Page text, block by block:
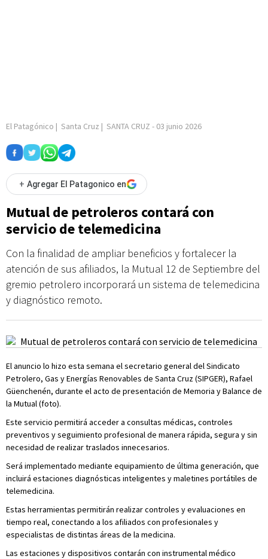
El Patagónico | Santa Cruz | SANTA CRUZ - 03 junio 2026
+ Agregar El Patagonico en
Mutual de petroleros contará con
servicio de telemedicina
Con la finalidad de ampliar beneficios y fortalecer la
atención de sus afiliados, la Mutual 12 de Septiembre del
gremio petrolero incorporará un sistema de telemedicina
y diagnóstico remoto.
El anuncio lo hizo esta semana el secretario general del Sindicato
Petrolero, Gas y Energías Renovables de Santa Cruz (SIPGER), Rafael
Güenchenén, durante el acto de presentación de Memoria y Balance de
la Mutual (foto).
Este servicio permitirá acceder a consultas médicas, controles
preventivos y seguimiento profesional de manera rápida, segura y sin
necesidad de realizar traslados innecesarios.
Será implementado mediante equipamiento de última generación, que
incluirá estaciones diagnósticas inteligentes y maletines portátiles de
telemedicina.
Estas herramientas permitirán realizar controles y evaluaciones en
tiempo real, conectando a los afiliados con profesionales y
especialistas de distintas áreas de la medicina.
Las estaciones y dispositivos contarán con instrumental médico